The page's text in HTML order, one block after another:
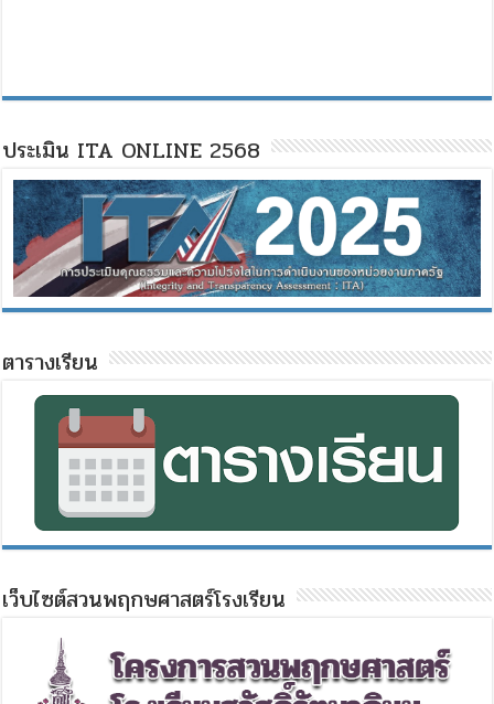
ประเมิน ITA ONLINE 2568
ตารางเรียน
เว็บไซต์สวนพฤกษศาสตร์โรงเรียน